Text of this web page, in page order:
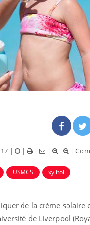
| | | | |
USMCS xylitol
de la crème
de Liverpool